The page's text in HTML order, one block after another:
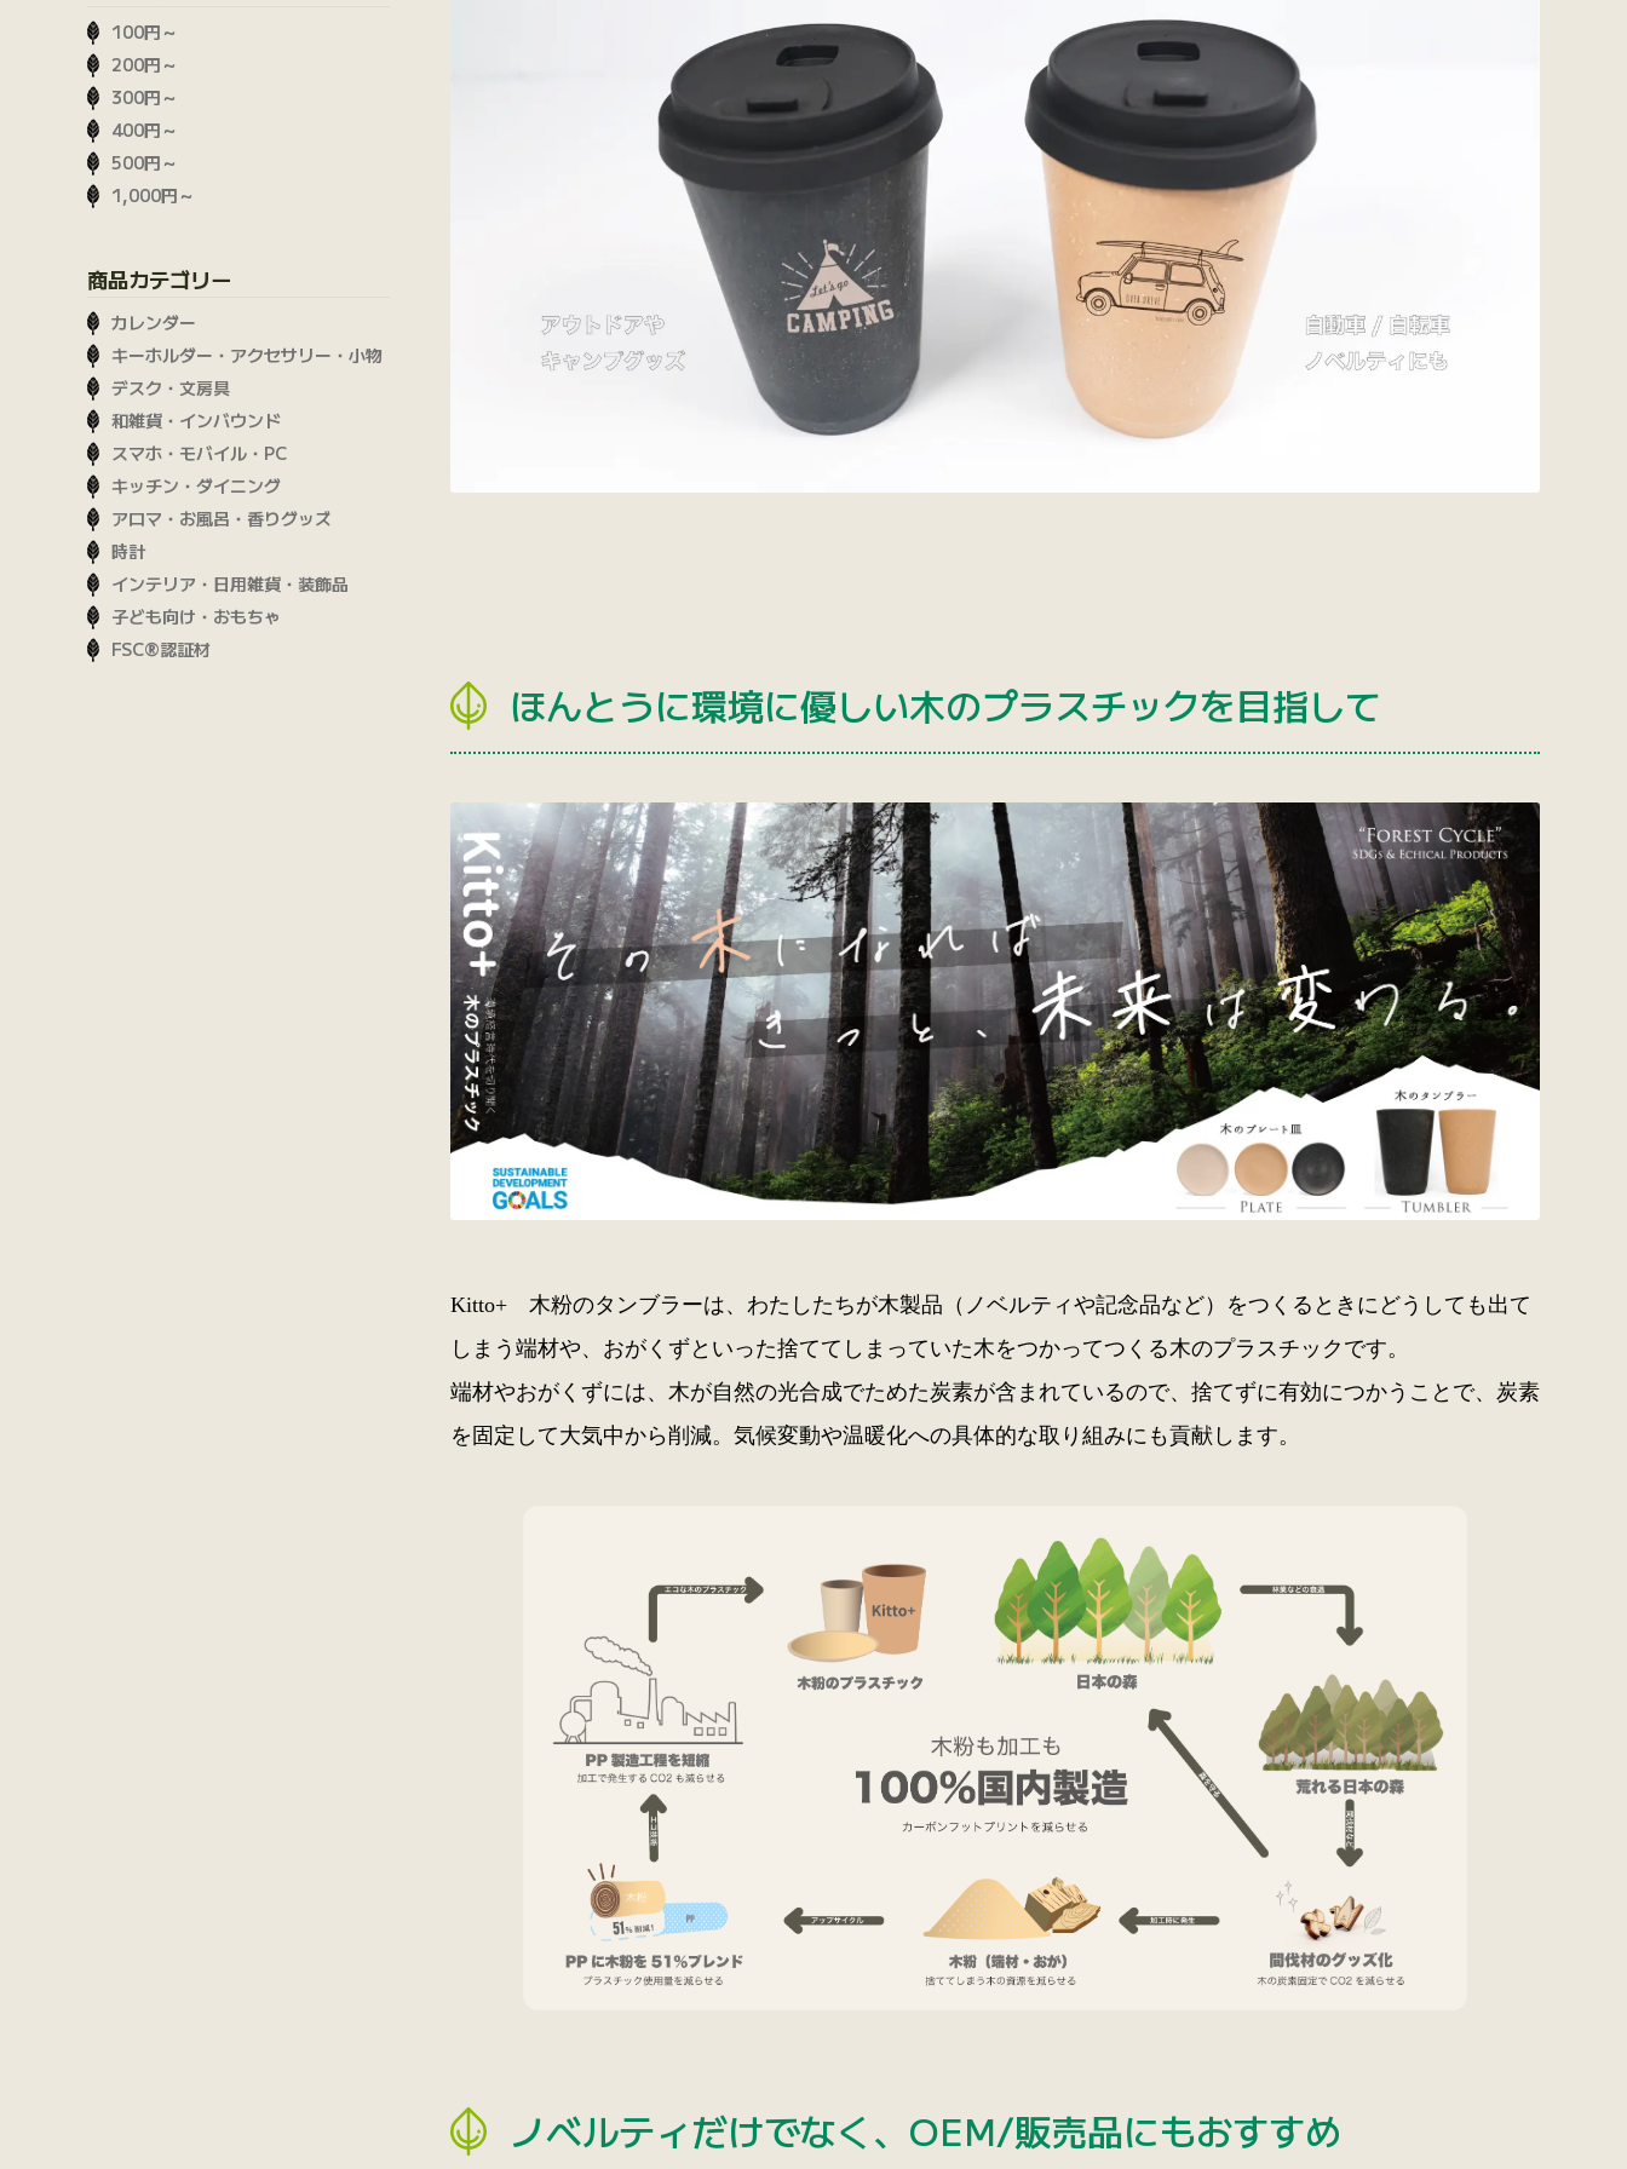
ほんとうに環境に優しい木のプラスチックを目指して
Kitto+ 木粉のタンブラーは、わたしたちが木製品（ノベルティや記念品など）をつくるときにどうしても出て
しまう端材や、おがくずといった捨ててしまっていた木をつかってつくる木のプラスチックです。
端材やおがくずには、木が自然の光合成でためた炭素が含まれているので、捨てずに有効につかうことで、炭素
を固定して大気中から削減。気候変動や温暖化への具体的な取り組みにも貢献します。
ノベルティだけでなく、OEM/販売品にもおすすめ
100円～
200円～
300円～
400円～
500円～
1,000円～
商品カテゴリー
カレンダー
キーホルダー・アクセサリー・小物
デスク・文房具
和雑貨・インバウンド
スマホ・モバイル・PC
キッチン・ダイニング
アロマ・お風呂・香りグッズ
時計
インテリア・日用雑貨・装飾品
子ども向け・おもちゃ
FSC®認証材